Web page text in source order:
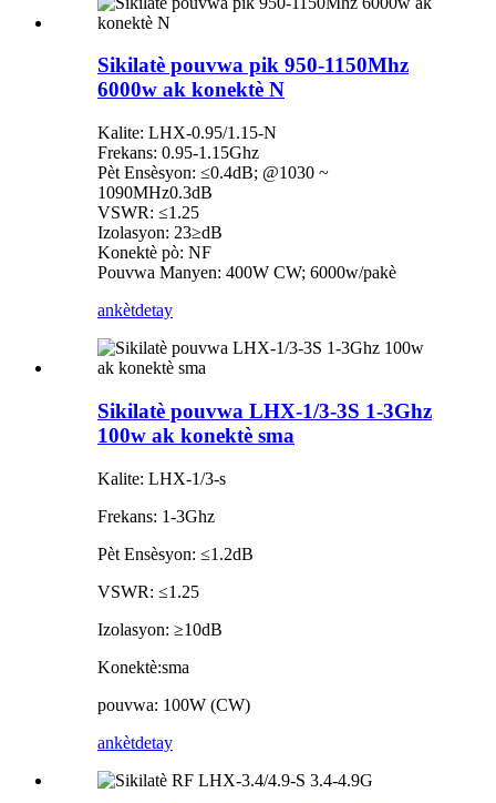
Sikilatè pouvwa pik 950-1150Mhz
6000w ak konektè N
Kalite: LHX-0.95/1.15-N
Frekans: 0.95-1.15Ghz
Pèt Ensèsyon: ≤0.4dB; @1030 ~
1090MHz0.3dB
VSWR: ≤1.25
Izolasyon: 23≥dB
Konektè pò: NF
Pouvwa Manyen: 400W CW; 6000w/pakè
ankètdetay
Sikilatè pouvwa LHX-1/3-3S 1-3Ghz
100w ak konektè sma
Kalite: LHX-1/3-s
Frekans: 1-3Ghz
Pèt Ensèsyon: ≤1.2dB
VSWR: ≤1.25
Izolasyon: ≥10dB
Konektè:sma
pouvwa: 100W (CW)
ankètdetay